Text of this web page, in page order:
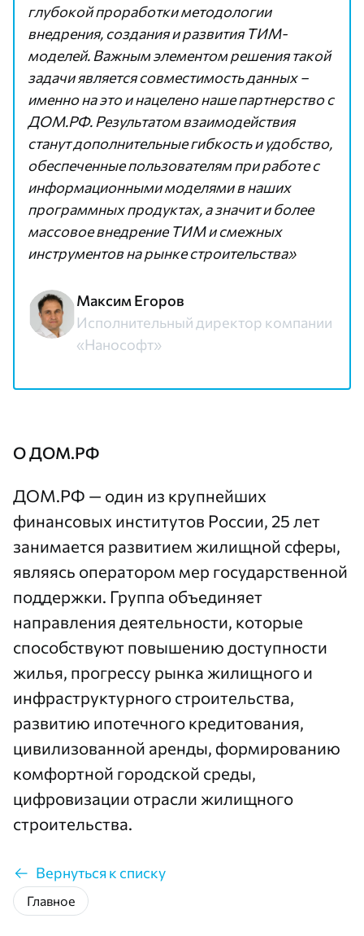
Вернуться к списку
Главное
глубокой проработки методологии
внедрения, создания и развития ТИМ-
моделей. Важным элементом решения такой
задачи является совместимость данных –
именно на это и нацелено наше партнерство с
ДОМ.РФ. Результатом взаимодействия
станут дополнительные гибкость и удобство,
обеспеченные пользователям при работе с
информационными моделями в наших
программных продуктах, а значит и более
массовое внедрение ТИМ и смежных
инструментов на рынке строительства»
Максим Егоров
Исполнительный директор компании
«Нанософт»
О ДОМ.РФ
ДОМ.РФ — один из крупнейших
финансовых институтов России, 25 лет
занимается развитием жилищной сферы,
являясь оператором мер государственной
поддержки. Группа объединяет
направления деятельности, которые
способствуют повышению доступности
жилья, прогрессу рынка жилищного и
инфраструктурного строительства,
развитию ипотечного кредитования,
цивилизованной аренды, формированию
комфортной городской среды,
цифровизации отрасли жилищного
строительства.